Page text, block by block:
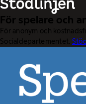
För spelare och
För anonym och
Socialdepartementet.